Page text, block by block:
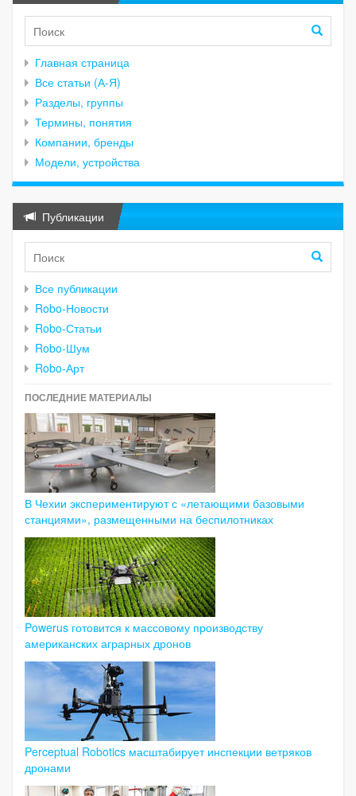
Главная страница
Все статьи (А-Я)
Разделы, группы
Термины, понятия
Компании, бренды
Модели, устройства
Публикации
Все публикации
Robo-Новости
Robo-Статьи
Robo-Шум
Robo-Арт
ПОСЛЕДНИЕ МАТЕРИАЛЫ
В Чехии экспериментируют с «летающими базовыми
станциями», размещенными на беспилотниках
Powerus готовится к массовому производству
американских аграрных дронов
Perceptual Robotics масштабирует инспекции ветряков
дронами